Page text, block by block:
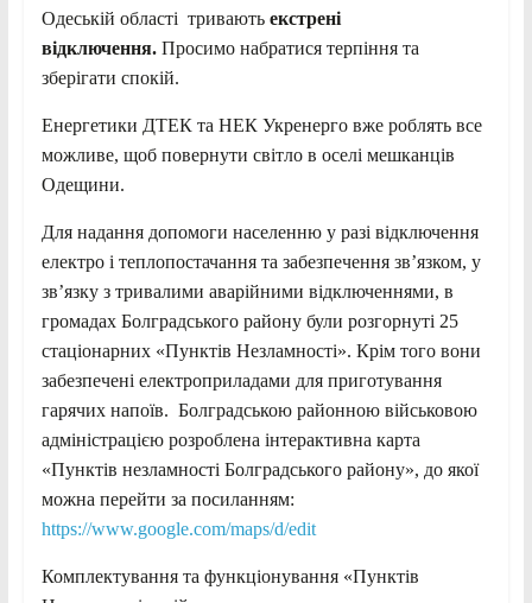
Одеській області триваютьекстрені
відключення. Просимо набратися терпіння та
зберігати спокій.
Енергетики ДТЕК та НЕК Укренерго вже роблять все
можливе, щоб повернути світло в оселі мешканців
Одещини.
Для надання допомоги населенню у разі відключення
електро і теплопостачання та забезпечення зв’язком, у
зв’язку з тривалими аварійними відключеннями, в
громадах Болградського району були розгорнуті 25
стаціонарних «Пунктів Незламності». Крім того вони
забезпечені електроприладами для приготування
гарячих напоїв. Болградською районною військовою
адміністрацією розроблена інтерактивна карта
«Пунктів незламності Болградського району», до якої
можна перейти за посиланням:
https://www.google.com/maps/d/edit
Комплектування та функціонування «Пунктів